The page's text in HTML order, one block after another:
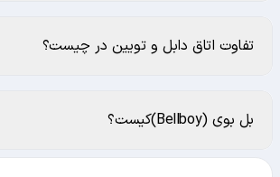
تفاوت اتاق دابل و تویین در چیست؟
بل ‌بوی (Bellboy)کیست؟